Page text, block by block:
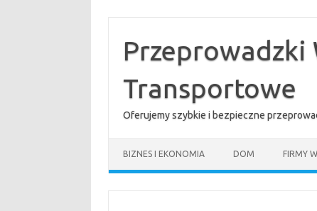
treściPrzeprowadzki
Transportowe
Oferujemy szybkie i bezpieczne
BIZNES I EKONOMIA DOM FIRMY